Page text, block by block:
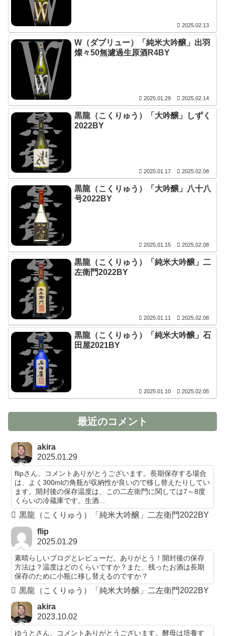
2025.02.13
W（ダブリュー）「純米大吟醸」出羽
燦々50無濾過生原酒R4BY
2025.01.29 2025.02.14
黒龍（こくりゅう）「大吟醸」しずく
2022BY
2025.01.17 2025.02.08
黒龍（こくりゅう）「大吟醸」八十八
号2022BY
2025.01.15 2025.02.08
黒龍（こくりゅう）「純米大吟醸」二
左衛門2022BY
2025.01.11 2025.02.08
黒龍（こくりゅう）「純米大吟醸」石
田屋2021BY
2025.01.10 2025.02.05
最近のコメント
akira
2025.01.29
flipさん、コメントありがとうございます。長期保存する場合
は、よく300mlの角瓶が収納性が良いので移し替えたりしてい
ます。開封後の保存温度は、この二左衛門に関しては7～8度
くらいの冷蔵庫です。生酒...
黒龍（こくりゅう）「純米大吟醸」二左衛門2022BY
flip
2025.01.29
素晴らしいブログとレビューだ。ありがとう！開封後の保存
方法は？温度はどのくらいですか？また、残ったお酒は長期
保存のために小瓶に移し替えるのですか？
黒龍（こくりゅう）「純米大吟醸」二左衛門2022BY
akira
2023.10.02
ゆうとさん、コメントありがとうございます。酵母は培養す